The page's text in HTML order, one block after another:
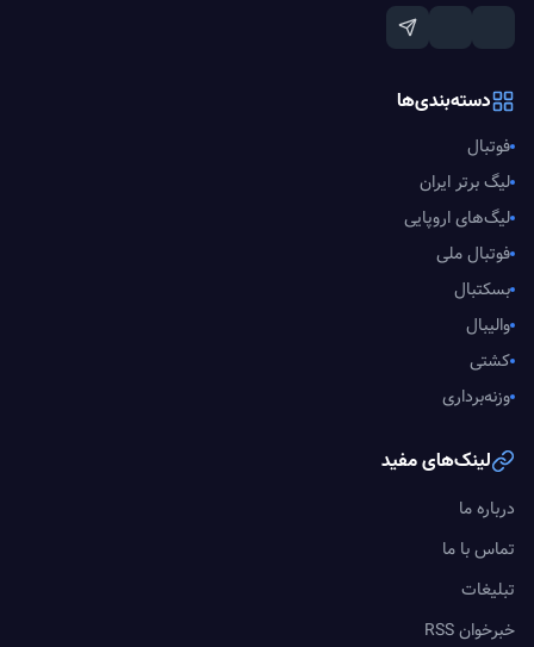
دسته‌بندی‌ها
فوتبال
لیگ برتر ایران
لیگ‌های اروپایی
فوتبال ملی
بسکتبال
والیبال
کشتی
وزنه‌برداری
لینک‌های مفید
درباره ما
تماس با ما
تبلیغات
خبرخوان RSS